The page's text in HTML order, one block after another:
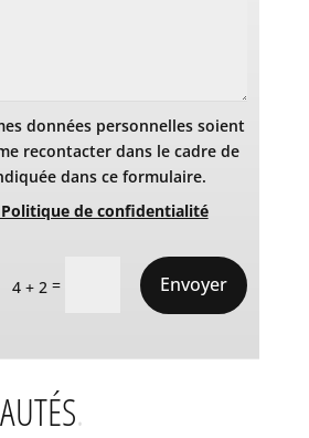
données personnelles soient
recontacter dans le cadre de
dans ce formulaire.
de confidentialité
4 + 2 = Envoyer